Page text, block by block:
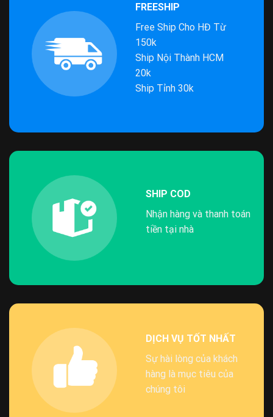
FREESHIP
Free Ship Cho HĐ Từ
150k
Ship Nội Thành HCM
20k
Ship Tỉnh 30k
SHIP COD
Nhận hàng và thanh toán
tiền tại nhà
DỊCH VỤ TỐT NHẤT
Sự hài lòng của khách
hàng là mục tiêu của
chúng tôi